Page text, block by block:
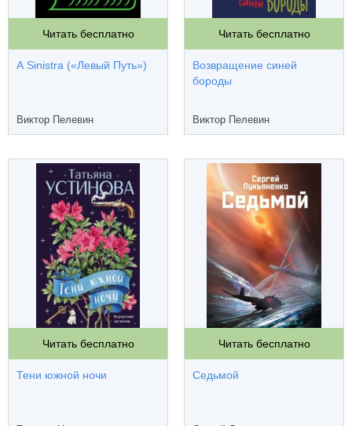
Читать бесплатно
A Sinistra («Левый Путь»)
Виктор Пелевин
Читать бесплатно
Возвращение синей
бороды
Виктор Пелевин
Читать бесплатно
Тени южной ночи
Читать бесплатно
Седьмой